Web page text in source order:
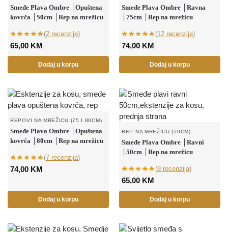
Smeđe Plava Ombre │Opuštena
kovrča │50cm │Rep na mrežicu
(2 recenzije)
65,00 KM
Dodaj u korpu
Smeđe Plava Ombre │Ravna
│75cm │Rep na mrežicu
(12 recenzija)
74,00 KM
Dodaj u korpu
REPOVI NA MREŽICU (75 I 80CM)
Smeđe Plava Ombre │Opuštena
kovrča │80cm │Rep na mrežicu
(7 recenzija)
74,00 KM
Dodaj u korpu
REP NA MREŽICU (50CM)
Smeđe Plava Ombre │Ravni
│50cm │Rep na mrežicu
(8 recenzija)
65,00 KM
Dodaj u korpu